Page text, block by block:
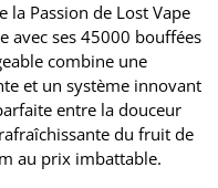
la Passion de Lost Vape
avec ses 45000 bouffées
combine une
et un système innovant
entre la douceur
du fruit de
au prix imbattable.